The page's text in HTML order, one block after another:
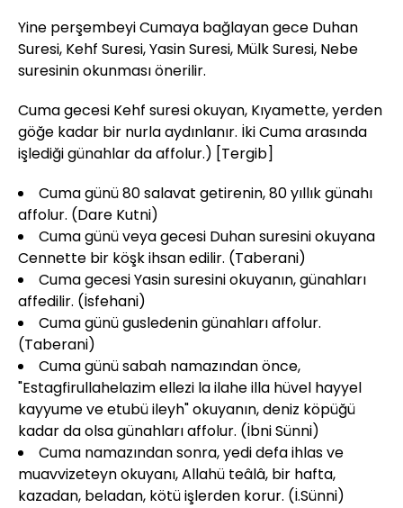
Yine perşembeyi Cumaya bağlayan gece Duhan
Suresi, Kehf Suresi, Yasin Suresi, Mülk Suresi, Nebe
suresinin okunması önerilir.
Cuma gecesi Kehf suresi okuyan, Kıyamette, yerden
göğe kadar bir nurla aydınlanır. İki Cuma arasında
işlediği günahlar da affolur.) [Tergib]
Cuma günü 80 salavat getirenin, 80 yıllık günahı
affolur. (Dare Kutni)
Cuma günü veya gecesi Duhan suresini okuyana
Cennette bir köşk ihsan edilir. (Taberani)
Cuma gecesi Yasin suresini okuyanın, günahları
affedilir. (İsfehani)
Cuma günü gusledenin günahları affolur.
(Taberani)
Cuma günü sabah namazından önce,
"Estagfirullahelazim ellezi la ilahe illa hüvel hayyel
kayyume ve etubü ileyh" okuyanın, deniz köpüğü
kadar da olsa günahları affolur. (İbni Sünni)
Cuma namazından sonra, yedi defa ihlas ve
muavvizeteyn okuyanı, Allahü teâlâ, bir hafta,
kazadan, beladan, kötü işlerden korur. (İ.Sünni)